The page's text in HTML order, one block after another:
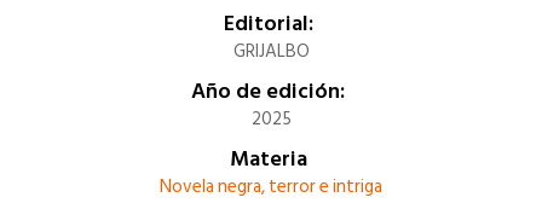
Editorial:
GRIJALBO
Año de edición:
2025
Materia
Novela negra, terror e intriga